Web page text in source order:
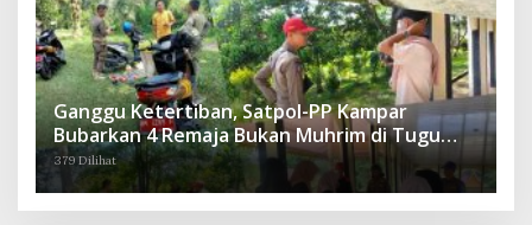
Ganggu Ketertiban, Satpol-PP Kampar
Bubarkan 4 Remaja Bukan Muhrim di Tugu
Batu Hitam dan Tigo Tungku Sajoangan
379 Dilihat